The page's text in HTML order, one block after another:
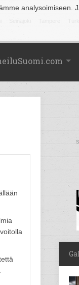
analysoimiseen.